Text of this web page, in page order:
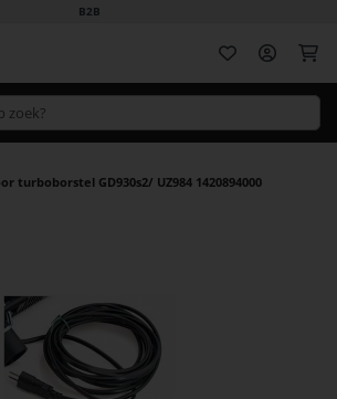
B2B
turboborstel GD930s2/ UZ984 1420894000